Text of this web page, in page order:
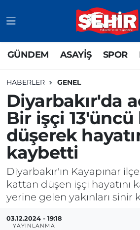
GÜNDEM ASAYİŞ SPOR
HABERLER GENEL
Diyarbakır'da
Bir işçi
düşerek
kaybetti
Diyarbakır'ın Kayapınar
kattan düşen işçi hayatını
yerine gelen yakınları sinir
03.12.2024 - 19:18
YAYINLANMA
SPOR
EKONOMİ
SİYASET
RESMİ İLAN
SİYASET
SPOR
EKONOMİ
EĞİTİM
SAĞLIK
Odunpazarı Nöbetçi
Odunpazarı Hava Durumu
Odunpazarı Trafik
TFF 3.Lig 4.Grup Puan
Tüm Manşetler
Son Dakika Haberleri
Haber Arşivi